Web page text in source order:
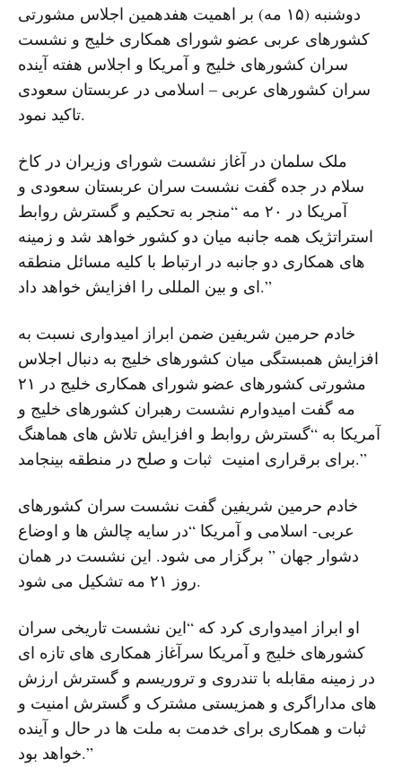
دوشنبه (۱۵ مه) بر اهمیت هفدهمین اجلاس مشورتی
کشورهای عربی عضو شورای همکاری خلیج و نشست
سران کشورهای خلیج و آمریکا و اجلاس هفته آینده
سران کشورهای عربی – اسلامی در عربستان سعودی
تاکید نمود.
ملک سلمان در آغاز نشست شورای وزیران در کاخ
سلام در جده گفت نشست سران عربستان سعودی و
آمریکا در ۲۰ مه “منجر به تحکیم و گسترش روابط
استراتژیک همه جانبه میان دو کشور خواهد شد و زمینه
های همکاری دو جانبه در ارتباط با کلیه مسائل منطقه
ای و بین المللی را افزایش خواهد داد.”
خادم حرمین شریفین ضمن ابراز امیدواری نسبت به
افزایش همبستگی میان کشورهای خلیج به دنبال اجلاس
مشورتی کشورهای عضو شورای همکاری خلیج در ۲۱
مه گفت امیدوارم نشست رهبران کشورهای خلیج و
آمریکا به “گسترش روابط و افزایش تلاش های هماهنگ
برای برقراری امنیت ثبات و صلح در منطقه بینجامد.”
خادم حرمین شریفین گفت نشست سران کشورهای
عربی- اسلامی و آمریکا “در سایه چالش ها و اوضاع
دشوار جهان ” برگزار می شود. این نشست در همان
روز ۲۱ مه تشکیل می شود.
او ابراز امیدواری کرد که “این نشست تاریخی سران
کشورهای خلیج و آمریکا سرآغاز همکاری های تازه ای
در زمینه مقابله با تندروی و تروریسم و گسترش ارزش
های مداراگری و همزیستی مشترک و گسترش امنیت و
ثبات و همکاری برای خدمت به ملت ها در حال و آینده
خواهد بود.”